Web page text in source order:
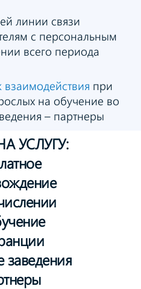
линии связи
с персональным
всего периода
при
на обучение во
– партнеры
УСЛУГУ:
заведения